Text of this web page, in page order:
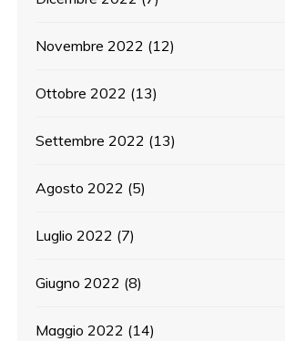
Novembre 2022 (12)
Ottobre 2022 (13)
Settembre 2022 (13)
Agosto 2022 (5)
Luglio 2022 (7)
Giugno 2022 (8)
Maggio 2022 (14)